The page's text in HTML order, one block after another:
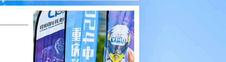
速到庐江水上时
中心打卡！
倒计时！ 庐江水上时尚
运动中心氛围感拉满，
只等你来！